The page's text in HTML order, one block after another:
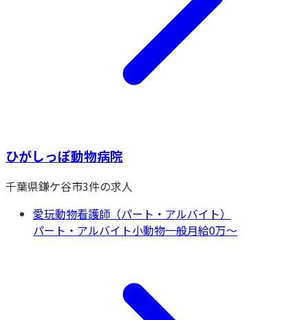
ひがしっぽ動物病院
千葉県鎌ケ谷市3件の求人
愛玩動物看護師（パート・アルバイト）
パート・アルバイト小動物一般月給0万〜